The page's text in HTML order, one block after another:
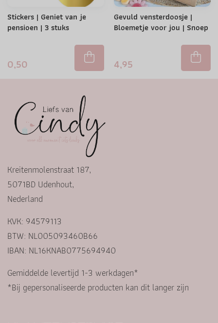
Stickers | Geniet van je
pensioen | 3 stuks
0,50
Gevuld vensterdoosje |
Bloemetje voor jou | Snoep
4,95
Kreitenmolenstraat 187,
5071BD Udenhout,
Nederland
KVK: 94579113
BTW: NL005093460B66
IBAN: NL16KNAB0775694940
Gemiddelde levertijd 1-3 werkdagen*
*Bij gepersonaliseerde producten kan dit langer zijn